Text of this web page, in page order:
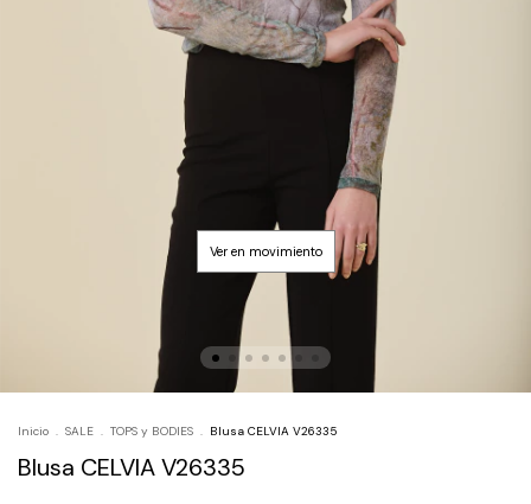
Inicio . SALE . TOPS y BODIES . Blusa CELVIA V26335
Blusa CELVIA V26335